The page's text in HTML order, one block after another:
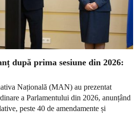
după prima sesiune din 2026:
Națională (MAN) au prezentat
a Parlamentului din 2026, anunțând
peste 40 de amendamente și